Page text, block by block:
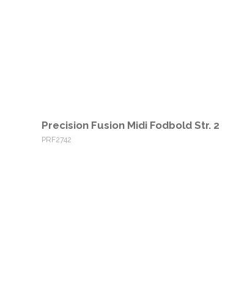
Precision Fusion Midi Fodbold Str. 2
PRF2742